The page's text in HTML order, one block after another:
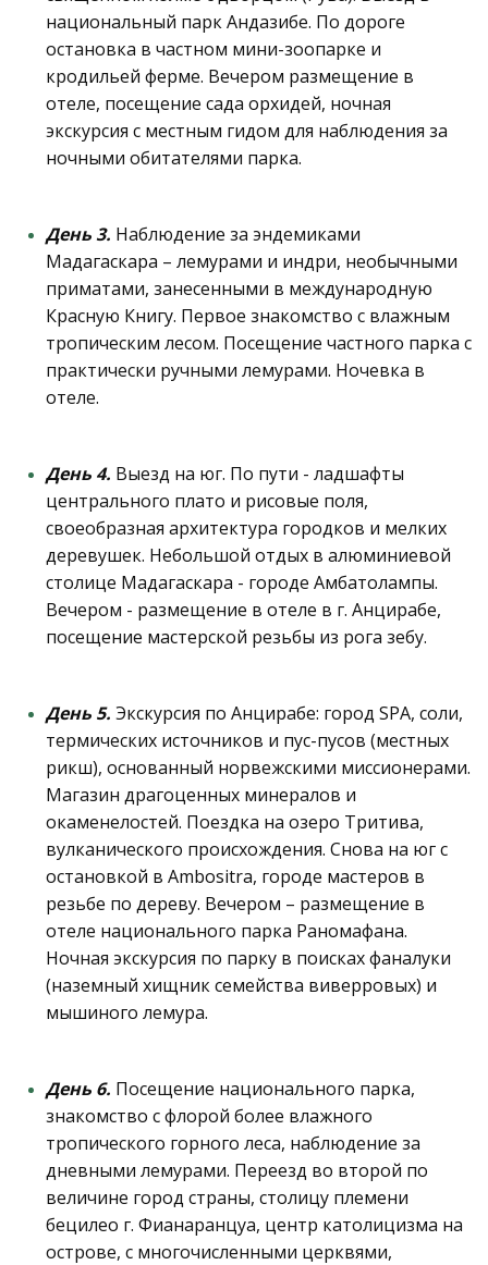
национальный парк Андазибе. По дороге
остановка в частном мини-зоопарке и
кродильей ферме. Вечером размещение в
отеле, посещение сада орхидей, ночная
экскурсия с местным гидом для наблюдения за
ночными обитателями парка.
День 3. Наблюдение за эндемиками
Мадагаскара – лемурами и индри, необычными
приматами, занесенными в международную
Красную Книгу. Первое знакомство с влажным
тропическим лесом. Посещение частного парка с
практически ручными лемурами. Ночевка в
отеле.
День 4. Выезд на юг. По пути - ладшафты
центрального плато и рисовые поля,
своеобразная архитектура городков и мелких
деревушек. Небольшой отдых в алюминиевой
столице Мадагаскара - городе Амбатолампы.
Вечером - размещение в отеле в г. Анцирабе,
посещение мастерской резьбы из рога зебу.
День 5. Экскурсия по Анцирабе: город SPA, соли,
термических источников и пус-пусов (местных
рикш), основанный норвежскими миссионерами.
Магазин драгоценных минералов и
окаменелостей. Поездка на озеро Тритива,
вулканического происхождения. Снова на юг с
остановкой в Ambositra, городе мастеров в
резьбе по дереву. Вечером – размещение в
отеле национального парка Раномафана.
Ночная экскурсия по парку в поисках фаналуки
(наземный хищник семейства виверровых) и
мышиного лемура.
День 6. Посещение национального парка,
знакомство с флорой более влажного
тропического горного леса, наблюдение за
дневными лемурами. Переезд во второй по
величине город страны, столицу племени
бецилео г. Фианаранцуа, центр католицизма на
острове, с многочисленными церквями,